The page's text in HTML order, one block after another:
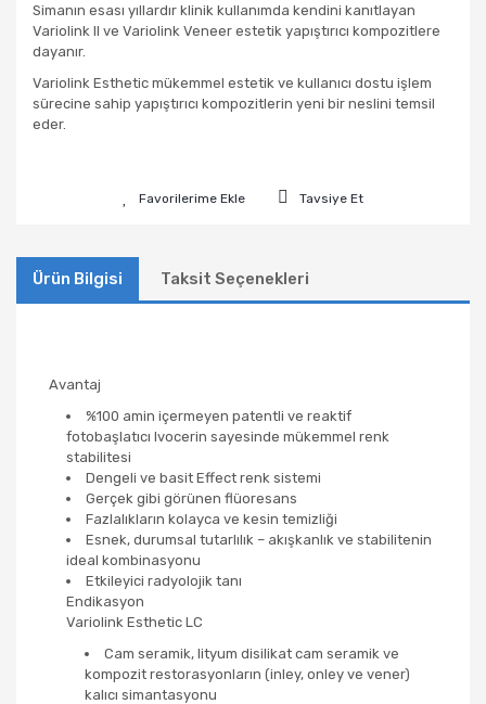
Simanın esası yıllardır klinik kullanımda kendini kanıtlayan
Variolink II ve Variolink Veneer estetik yapıştırıcı kompozitlere
dayanır.
Variolink Esthetic mükemmel estetik ve kullanıcı dostu işlem
sürecine sahip yapıştırıcı kompozitlerin yeni bir neslini temsil
eder.
Tavsiye Et
Ürün Bilgisi Taksit Seçenekleri
Avantaj
%100 amin içermeyen patentli ve reaktif
fotobaşlatıcı Ivocerin sayesinde mükemmel renk
stabilitesi
Dengeli ve basit Effect renk sistemi
Gerçek gibi görünen flüoresans
Fazlalıkların kolayca ve kesin temizliği
Esnek, durumsal tutarlılık – akışkanlık ve stabilitenin
ideal kombinasyonu
Etkileyici radyolojik tanı
Endikasyon
Variolink Esthetic LC
Cam seramik, lityum disilikat cam seramik ve
kompozit restorasyonların (inley, onley ve vener)
kalıcı simantasyonu